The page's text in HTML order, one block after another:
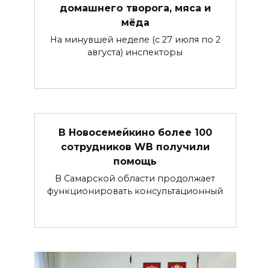
домашнего творога, мяса и
мёда
На минувшей неделе (с 27 июля по 2
августа) инспекторы
В Новосемейкино более 100
сотрудников WB получили
помощь
В Самарской области продолжает
функционировать консультационный